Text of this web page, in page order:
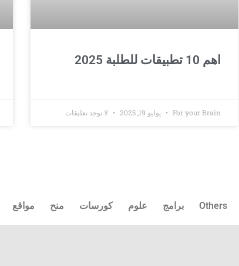
اهم 10 تطبيقات للطلبة 2025
For your Brain يوليو 19, 2025 لا توجد تعليقات
Others برامج علوم كورسات منح مواقع